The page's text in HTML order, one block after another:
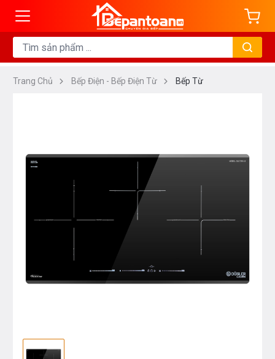
Trang Chủ Bếp Điện - Bếp Điện Từ Bếp Từ